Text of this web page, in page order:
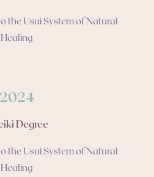
the Usui System of Natural
Healing
2024
Degree
the Usui System of Natural
Healing